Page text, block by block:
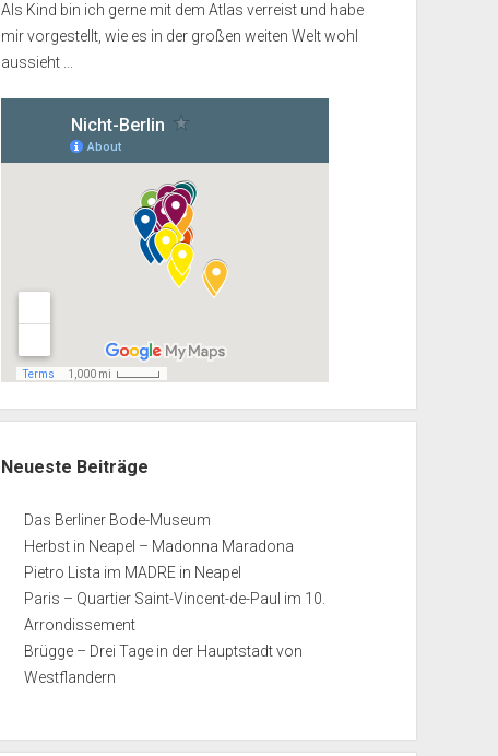
Als Kind bin ich gerne mit dem Atlas verreist und habe
mir vorgestellt, wie es in der großen weiten Welt wohl
aussieht ...
Neueste Beiträge
Das Berliner Bode-Museum
Herbst in Neapel – Madonna Maradona
Pietro Lista im MADRE in Neapel
Paris – Quartier Saint-Vincent-de-Paul im 10.
Arrondissement
Brügge – Drei Tage in der Hauptstadt von
Westflandern